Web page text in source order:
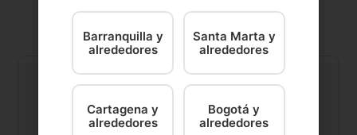
Barranquilla y
alrededores
Santa Marta y
alrededores
Cartagena y
alrededores
Bogotá y
alrededores